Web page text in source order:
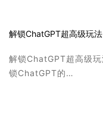
解锁ChatGPT超高级玩
解锁ChatGPT超高级
锁ChatGPT的…